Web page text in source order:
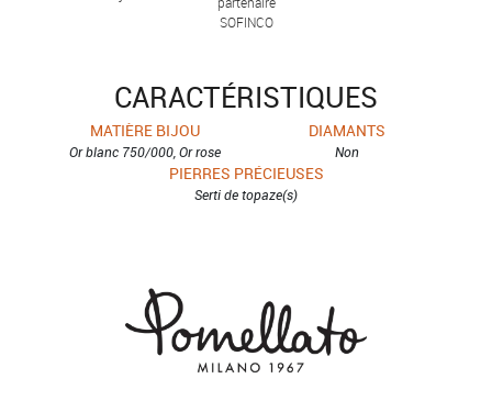
SOFINCO
CARACTÉRISTIQUES
MATIÈRE BIJOU
Or blanc 750/000, Or rose
DIAMANTS
Non
PIERRES PRÉCIEUSES
Serti de topaze(s)